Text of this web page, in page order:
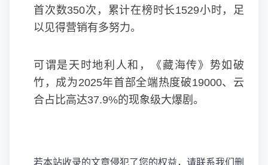
首次数350次，累计在榜时长1529小时，足
以见得营销有多努力。
可谓是天时地利人和，《藏海传》势如破
竹，成为2025年首部全端热度破19000、云
合占比高达37.9%的现象级大爆剧。
若本站收录的文章侵犯了您的权益，请联系我们删